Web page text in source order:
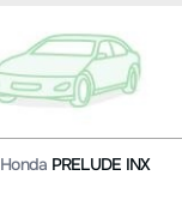
Honda PRELUDE INX